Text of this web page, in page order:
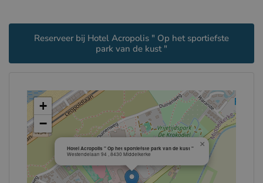
Reserveer bij Hotel Acropolis " Op het sportiefste
park van de kust "
Hotel Acropolis " Op het sportiefste park van de kust "
Westendelaan 94 , 8430 Middelkerke
×
+
−